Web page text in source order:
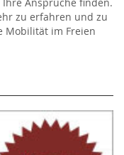
zu erfahren und zu
Mobilität im Freien